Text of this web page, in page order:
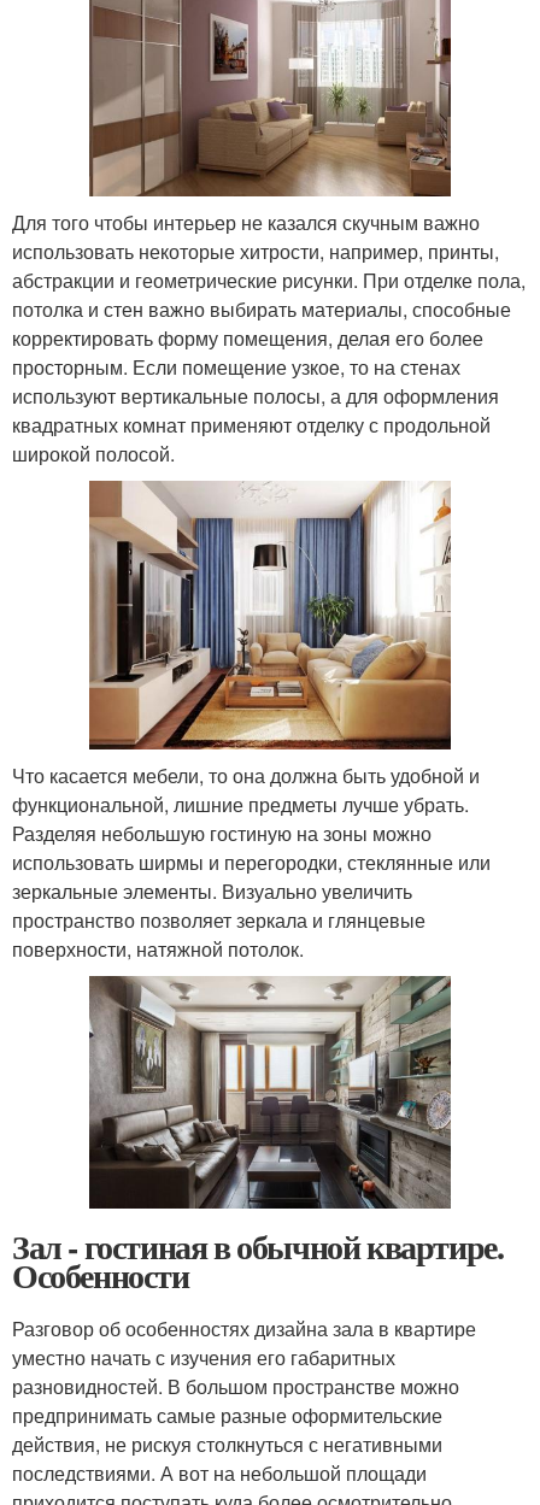
Для того чтобы интерьер не казался скучным важно
использовать некоторые хитрости, например, принты,
абстракции и геометрические рисунки. При отделке пола,
потолка и стен важно выбирать материалы, способные
корректировать форму помещения, делая его более
просторным. Если помещение узкое, то на стенах
используют вертикальные полосы, а для оформления
квадратных комнат применяют отделку с продольной
широкой полосой.
Что касается мебели, то она должна быть удобной и
функциональной, лишние предметы лучше убрать.
Разделяя небольшую гостиную на зоны можно
использовать ширмы и перегородки, стеклянные или
зеркальные элементы. Визуально увеличить
пространство позволяет зеркала и глянцевые
поверхности, натяжной потолок.
Зал - гостиная в обычной квартире.
Особенности
Разговор об особенностях дизайна зала в квартире
уместно начать с изучения его габаритных
разновидностей. В большом пространстве можно
предпринимать самые разные оформительские
действия, не рискуя столкнуться с негативными
последствиями. А вот на небольшой площади